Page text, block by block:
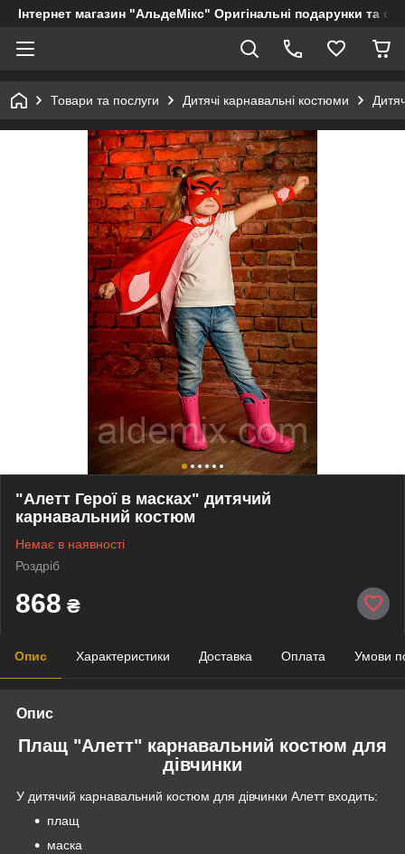
Інтернет магазин "АльдеМікс" Оригінальні подарунки та
Товари та послуги Дитячі карнавальні костюми
"Алетт Герої в масках" дитячий
карнавальний костюм
Немає в наявності
Роздріб
868 ₴
Опис Характеристики Доставка Оплата Умови
Опис
Плащ "Алетт" карнавальний костюм для
дівчинки
У дитячий карнавальний костюм для дівчинки Алетт входить:
плащ
маска